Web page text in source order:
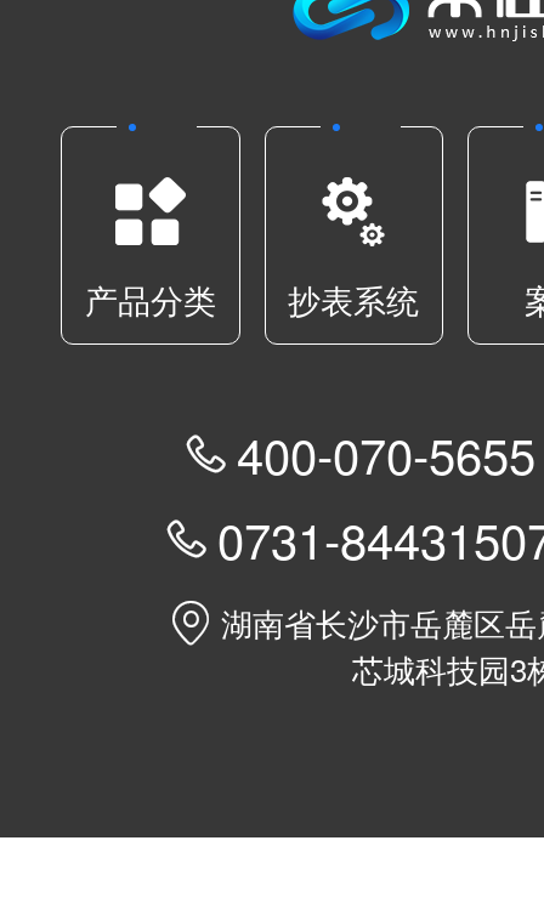
产品分类 抄表系统
 400-070-
 0731-
 湖南省长沙市岳麓区
芯城科技园3